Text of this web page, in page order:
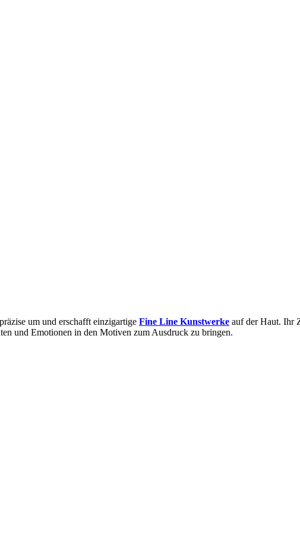
um und erschafft einzigartige Fine Line Kunstwerke auf der Haut. Ihr
und Emotionen in den Motiven zum Ausdruck zu bringen.